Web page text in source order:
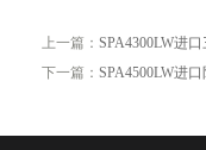
上一篇： SPA4300LW进
下一篇： SPA4500LW进